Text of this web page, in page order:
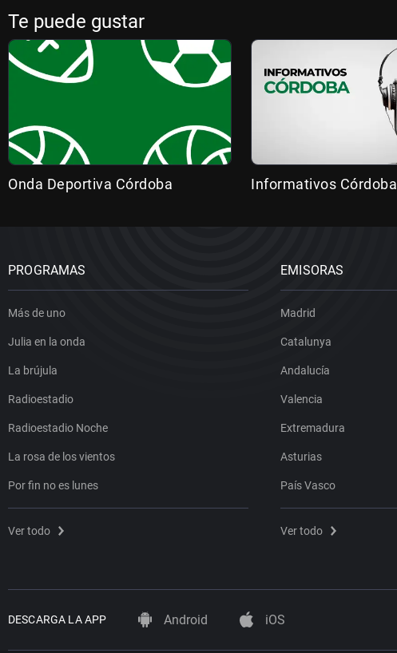
Te puede gustar
Onda Deportiva Córdoba Informativos Córdoba
PROGRAMAS
Más de uno
Julia en la onda
La brújula
Radioestadio
Radioestadio Noche
La rosa de los vientos
Por fin no es lunes
Ver todo
EMISORAS
Madrid
Catalunya
Andalucía
Valencia
Extremadura
Asturias
País Vasco
Ver todo
DESCARGA LA APP Android iOS